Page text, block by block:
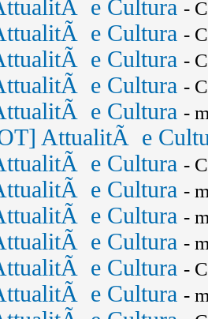
e Cultura -
e Cultura -
e Cultura -
e Cultura -
e Cultura -
AttualitÃ e
e Cultura -
e Cultura -
e Cultura -
e Cultura -
e Cultura -
e Cultura -